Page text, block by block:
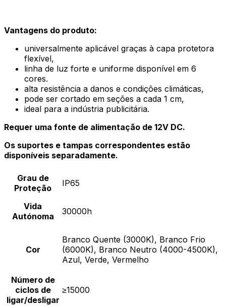
Vantagens do produto:
universalmente aplicável graças à capa protetora
flexível,
linha de luz forte e uniforme disponível em 6
cores.
alta resistência a danos e condições climáticas,
pode ser cortado em seções a cada 1 cm,
ideal para a indústria publicitária.
Requer uma fonte de alimentação de 12V DC.
Os suportes e tampas correspondentes estão
disponíveis separadamente.
Grau de
Proteção
IP65
Vida
Autónoma
30000h
Cor
Branco Quente (3000K), Branco Frio
(6000K), Branco Neutro (4000-4500K),
Azul, Verde, Vermelho
Número de
ciclos de
ligar/desligar
≥15000